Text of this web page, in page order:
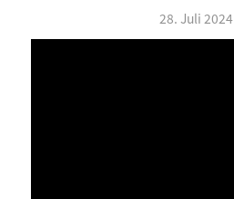
28. Juli 2024